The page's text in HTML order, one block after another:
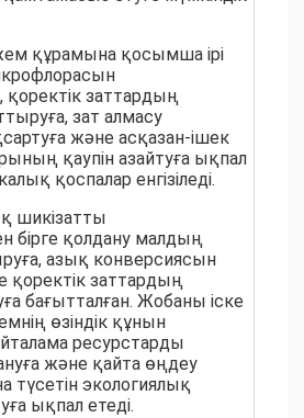
құрамына қосымша ірі
қоректік заттардың
зат алмасу
және асқазан-ішек
қаупін азайтуға ықпал
қоспалар енгізіледі.
шикізатты
бірге қолдану малдың
азық конверсиясын
қоректік заттардың
бағытталған. Жобаны іске
өзіндік құнын
ресурстарды
және қайта өңдеу
түсетін экологиялық
ықпал етеді.